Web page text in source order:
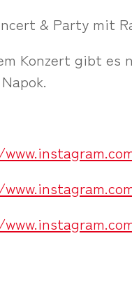
& Party mit
Konzert gibt es